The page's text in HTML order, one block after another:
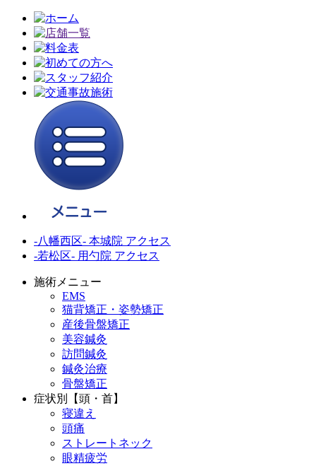
-八幡西区- 本城院 アクセス
-若松区- 用勺院 アクセス
施術メニュー
EMS
猫背矯正・姿勢矯正
産後骨盤矯正
美容鍼灸
訪問鍼灸
鍼灸治療
骨盤矯正
症状別【頭・首】
寝違え
頭痛
ストレートネック
眼精疲労